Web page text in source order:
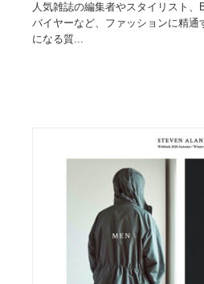
人気雑誌の編集者やスタイリスト
バイヤーなど、ファッションに精通
になる質...